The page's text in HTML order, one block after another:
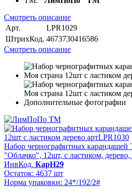
Смотреть описание
Арт.
LPR1029
ШтрихКод. 4673730416586
Смотреть описание
Набор чернографитных
"Облачко", 12шт, с ластиком, дерево,
ИнвКод. КарН29
Остаток: 4637 шт
Норма упаковки: 24*/192/2#